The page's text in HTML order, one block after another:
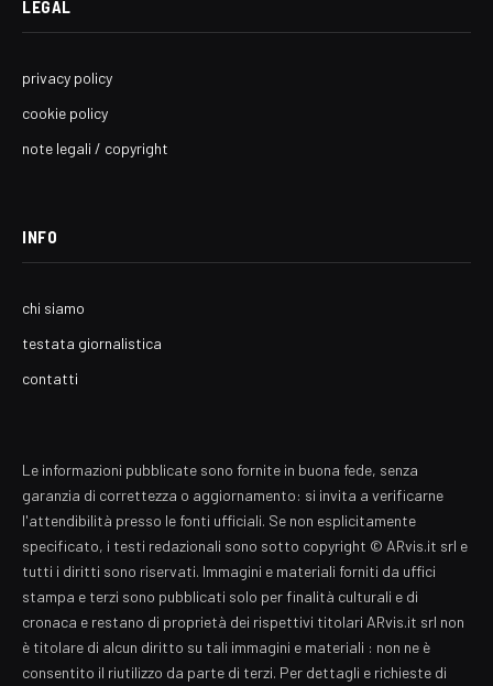
LEGAL
privacy policy
cookie policy
note legali / copyright
INFO
chi siamo
testata giornalistica
contatti
Le informazioni pubblicate sono fornite in buona fede, senza
garanzia di correttezza o aggiornamento: si invita a verificarne
l'attendibilità presso le fonti ufficiali. Se non esplicitamente
specificato, i testi redazionali sono sotto copyright © ARvis.it srl e
tutti i diritti sono riservati. Immagini e materiali forniti da uffici
stampa e terzi sono pubblicati solo per finalità culturali e di
cronaca e restano di proprietà dei rispettivi titolari ARvis.it srl non
è titolare di alcun diritto su tali immagini e materiali : non ne è
consentito il riutilizzo da parte di terzi. Per dettagli e richieste di